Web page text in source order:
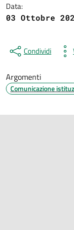
Data:
03 Ottobre
Condividi
Argomenti
Comunicazione